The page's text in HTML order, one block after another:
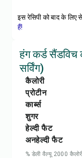
इस रेसिपी को बाद के लिए
हैं!
हंग कर्ड सैंडविच
सर्विंग)
कैलोरी
प्रोटीन
कार्ब्स
शुगर
हेल्दी फैट
अनहेल्दी फैट
% डेली वैल्यू 2000